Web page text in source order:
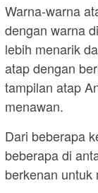
Warna-warna
dengan warna
lebih menarik
atap dengan
tampilan atap
menawan.
Dari beberapa
beberapa di
berkenan untuk